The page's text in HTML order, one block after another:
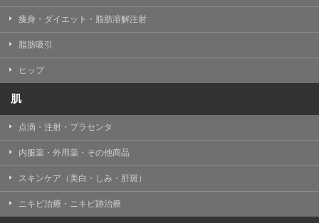
痩身・ダイエット・脂肪溶解注射
脂肪吸引
ヒップ
肌
点滴・注射・プラセンタ
内服薬・外用薬・その他商品
スキンケア（美白・しみ・肝斑）
ニキビ治療・ニキビ跡治療